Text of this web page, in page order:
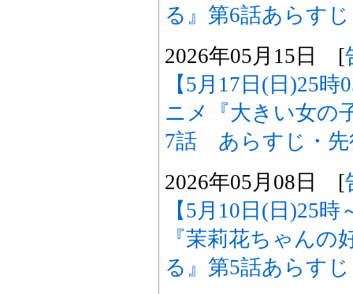
る』第6話あらす
2026年05月15日 [
【5月17日(日)25
ニメ『大きい女の
7話 あらすじ・先
2026年05月08日 [
【5月10日(日)25
『茉莉花ちゃん
る』第5話あらす